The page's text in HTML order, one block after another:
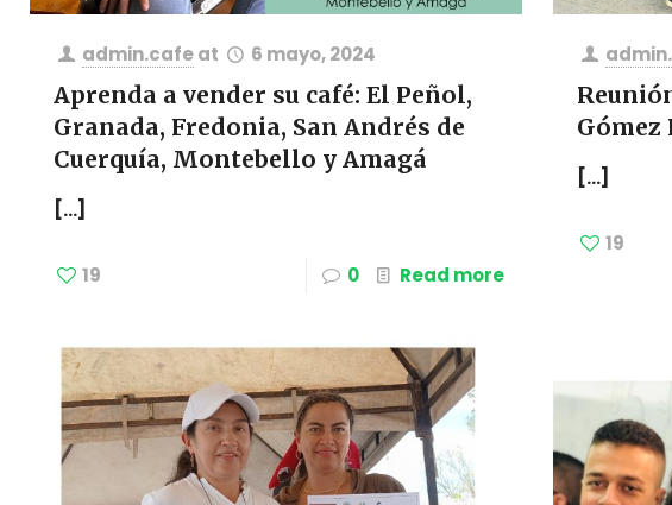
admin.cafeat 6 mayo, 2024
Aprenda a vender su café: El Peñol,
Granada, Fredonia, San Andrés de
Cuerquía, Montebello y Amagá
[…]
19 0 Read more
Gómez
[…]
19